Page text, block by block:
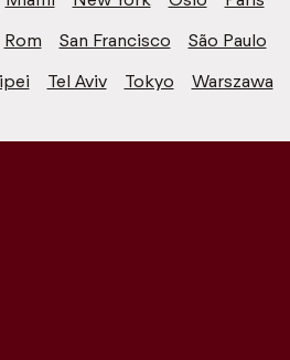
Rom San Francisco
São Paulo
Tel Aviv Tokyo Warszawa